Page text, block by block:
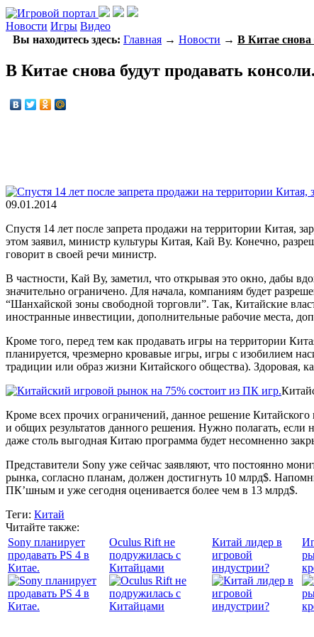
Новости Игры Видео
Вы находитесь здесь: Главная → Новости → В Китае снова
В Китае снова будут продавать консоли.
09.01.2014
Спустя 14 лет после запрета продажи на территории Китая,
этом заявил, министр культуры Китая, Кай Ву. Конечно,
говорит в своей речи министр.
В частности, Кай Ву, заметил, что открывая это окно, дабы
значительно ограничено. Для начала, компаниям будет
“Шанхайской зоны свободной торговли”. Так, Китайские
иностранные инвестиции, дополнительные рабочие места,
Кроме того, перед тем как продавать игры на территории
планируется, чрезмерно кровавые игры, игры с изобилием
традиции или образ жизни Китайского общества). Здоровая,
Кроме всех прочих ограничений, данное решение Китайского
и общих результатов данного решения. Нужно полагать, если
даже столь выгодная Китаю программа будет несомненно
Представители Sony уже сейчас заявляют, что постоянно
рынка, согласно планам, должен достигнуть 10 млрд$.
ПК’шным и уже сегодня оценивается более чем в 13 млрд$.
Теги: Китай
Читайте также:
Sony планирует
продавать PS 4 в
Китае.
Oculus Rift не
подружилась с
Китайцами
Китай лидер в
игровой
индустрии?